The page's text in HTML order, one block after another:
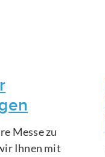
Messe zu
Ihnen mit